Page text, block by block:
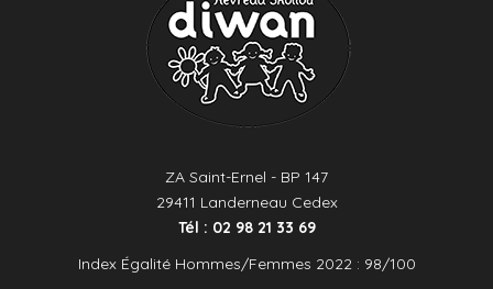
ZA Saint-Ernel - BP 147
29411 Landerneau Cedex
Tél : 02 98 21 33 69
Index Égalité Hommes/Femmes 2022 : 98/100